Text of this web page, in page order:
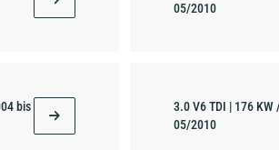
05/2010
bis
3.0 V6 TDI | 176
05/2010